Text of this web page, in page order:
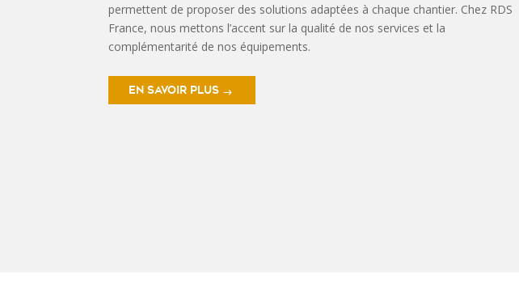
permettent de proposer des solutions adaptées à chaque chantier. Chez RDS
France, nous mettons l’accent sur la qualité de nos services et la
complémentarité de nos équipements.
EN SAVOIR PLUS